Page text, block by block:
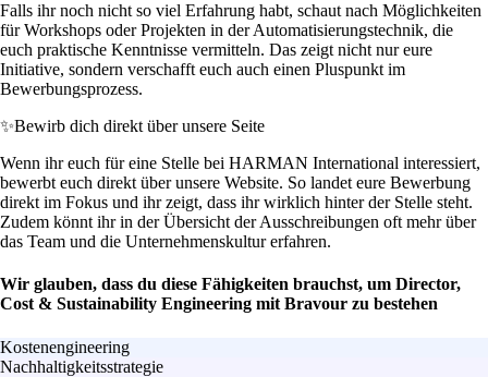
Falls ihr noch nicht so viel Erfahrung habt, schaut nach Möglichkeiten
für Workshops oder Projekten in der Automatisierungstechnik, die
euch praktische Kenntnisse vermitteln. Das zeigt nicht nur eure
Initiative, sondern verschafft euch auch einen Pluspunkt im
Bewerbungsprozess.
✨Bewirb dich direkt über unsere Seite
Wenn ihr euch für eine Stelle bei HARMAN International interessiert,
bewerbt euch direkt über unsere Website. So landet eure Bewerbung
direkt im Fokus und ihr zeigt, dass ihr wirklich hinter der Stelle steht.
Zudem könnt ihr in der Übersicht der Ausschreibungen oft mehr über
das Team und die Unternehmenskultur erfahren.
Wir glauben, dass du diese Fähigkeiten brauchst, um Director,
Cost & Sustainability Engineering mit Bravour zu bestehen
Kostenengineering
Nachhaltigkeitsstrategie